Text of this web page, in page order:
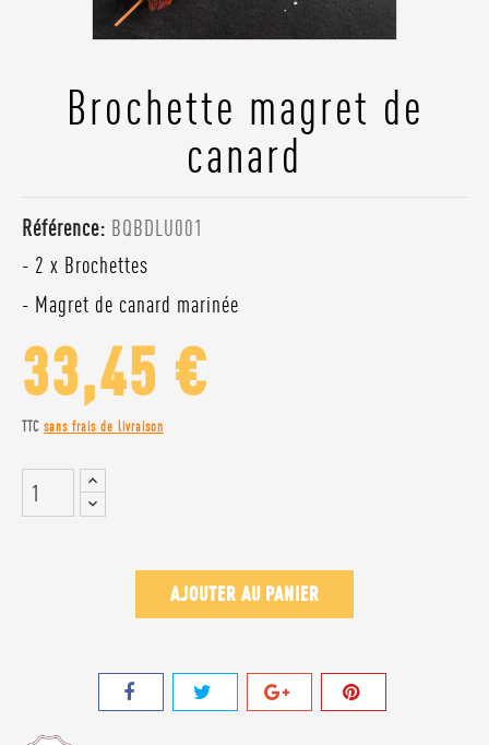
Brochette magret de
canard
Référence: BQBDLU001
- 2 x Brochettes
- Magret de canard marinée
33,45 €
TTC sans frais de livraison
AJOUTER AU PANIER